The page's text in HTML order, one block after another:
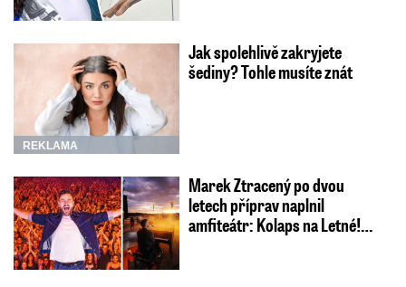
REKLAMA
Jak spolehlivě zakryjete
šediny? Tohle musíte znát
Marek Ztracený po dvou
letech příprav naplnil
amfiteátr: Kolaps na Letné!…